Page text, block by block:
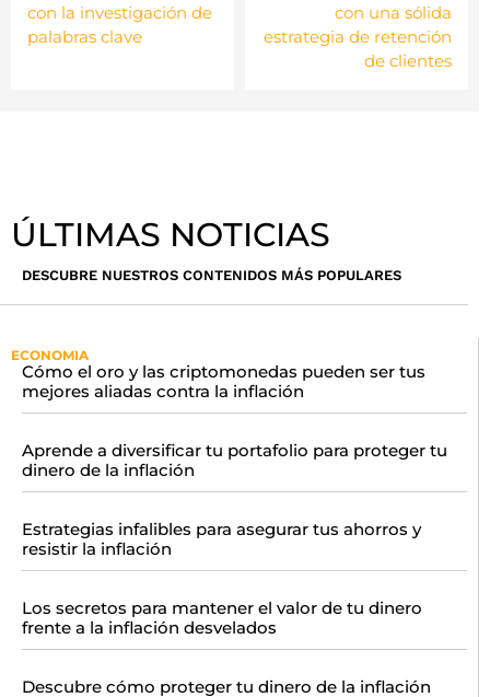
con la investigación de
palabras clave
con una sólida
estrategia de retención
de clientes
ÚLTIMAS NOTICIAS
DESCUBRE NUESTROS CONTENIDOS MÁS POPULARES
ECONOMIA
Cómo el oro y las criptomonedas pueden ser tus
mejores aliadas contra la inflación
Aprende a diversificar tu portafolio para proteger tu
dinero de la inflación
Estrategias infalibles para asegurar tus ahorros y
resistir la inflación
Los secretos para mantener el valor de tu dinero
frente a la inflación desvelados
Descubre cómo proteger tu dinero de la inflación